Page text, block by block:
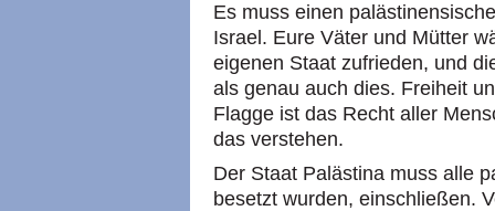
Es muss einen
Israel. Eure Väter und Mütter
eigenen Staat zufrieden, und
als genau auch dies. Freiheit
Flagge ist das Recht aller
das verstehen.
Der Staat Palästina muss alle
besetzt wurden, einschließen.